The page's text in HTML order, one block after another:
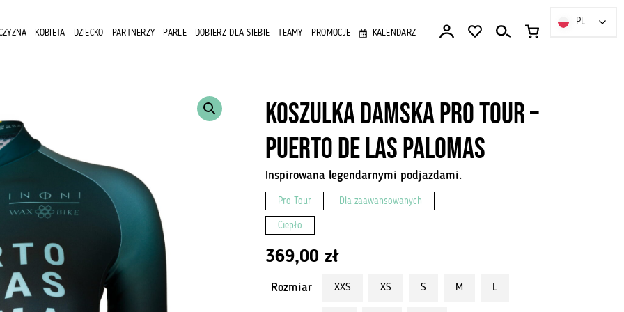
KOBIETA DZIECKO PARTNERZY PARLE DOBIERZ DLA SIEBIE TEAMY PROMOCJE KALENDARZ
Koszulka Damska Pro Tour –
Puerto De Las Palomas
Inspirowana legendarnymi podjazdami.
Pro Tour Dla zaawansowanych
Ciepło
369,00 zł
Rozmiar XXS XS S M L
PL
PL